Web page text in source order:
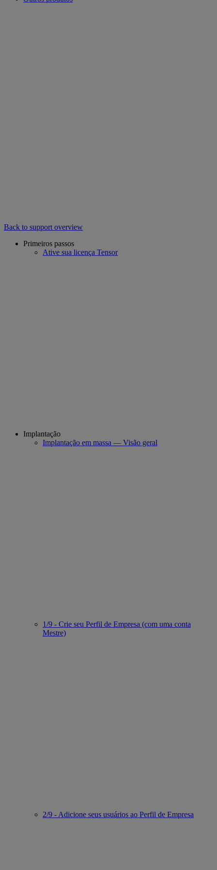
Back to support overview
Primeiros passos
Ative sua licença Tensor
Implantação
Implantação em massa — Visão geral
1/9 - Crie seu Perfil de Empresa (com uma conta
Mestre)
2/9 - Adicione seus usuários ao Perfil de Empresa